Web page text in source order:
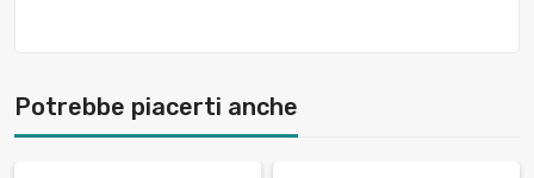
Potrebbe piacerti anche